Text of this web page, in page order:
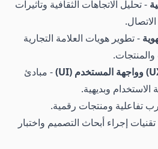
- تحليل الاتجاهات الثقافية وتأثيرات
- تطوير هويات العلامة التجارية
- مبادئ
وبديهية.
تفاعلية ومنتجات رقمية.
إجراء أبحاث التصميم واختبار